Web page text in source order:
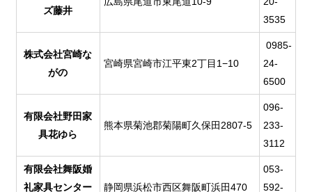
ズ藤井
3535
株式会社宮崎な
がの
宮崎県宮崎市江平東2丁目1−10
0985-
24-
6500
有限会社野田家
具花ゆら
熊本県菊池郡菊陽町久保田2807-5
096-
233-
3112
有限会社舞阪婚
礼家具センター
静岡県浜松市西区舞阪町浜田470
053-
592-